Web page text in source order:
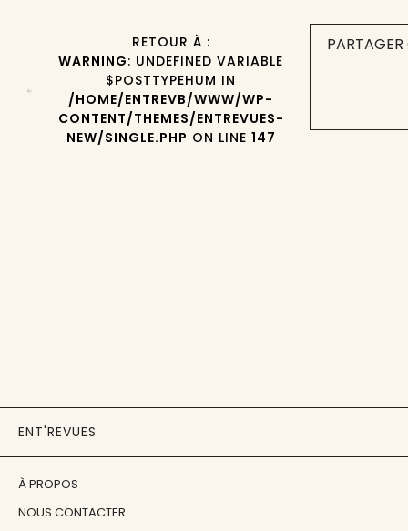
RETOUR À :
WARNING: UNDEFINED VARIABLE
$POSTTYPEHUM IN
/HOME/ENTREVB/WWW/WP-
CONTENT/THEMES/ENTREVUES-
NEW/SINGLE.PHP ON LINE 147
ENT'REVUES
À PROPOS
NOUS CONTACTER